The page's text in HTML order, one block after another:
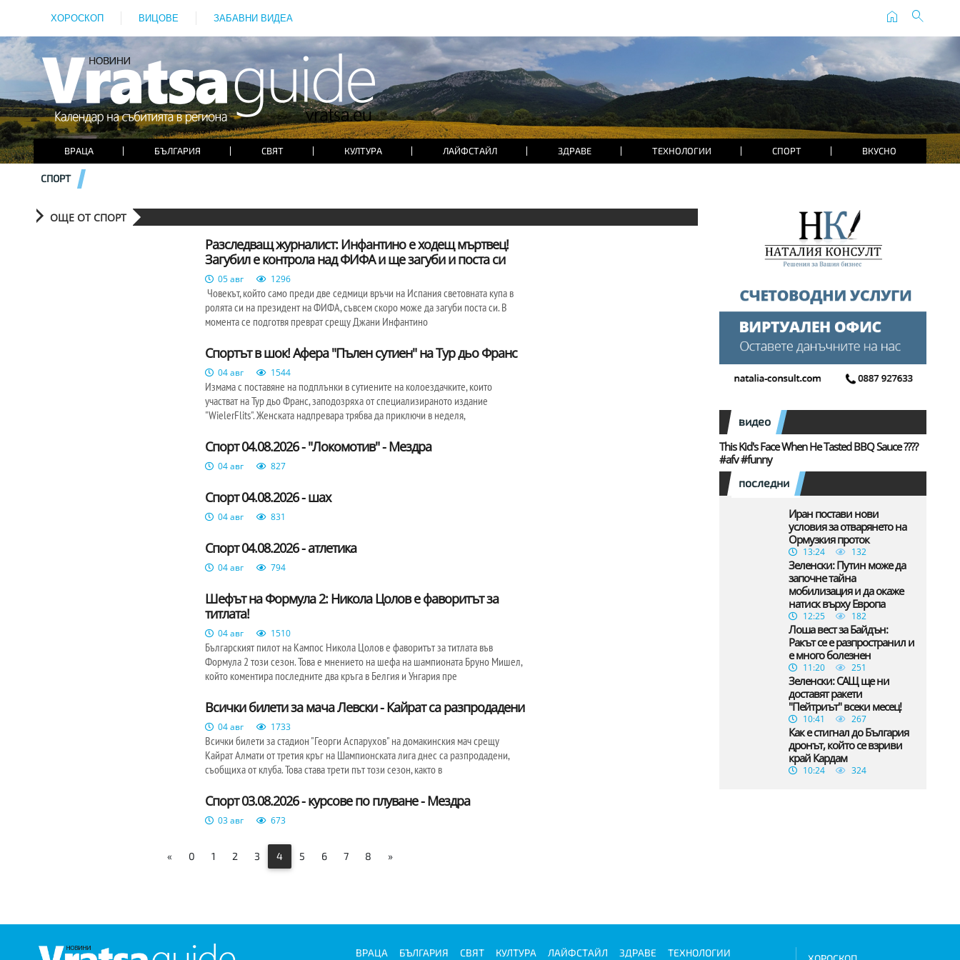
ХОРОСКОП ВИЦОВЕ ЗАБАВНИ ВИДЕА home search
ВРАЦА БЪЛГАРИЯ СВЯТ КУЛТУРА ЛАЙФСТАЙЛ ЗДРАВЕ ТЕХНОЛОГИИ СПОРТ ВКУСНО
СПОРТ
ОЩЕ ОТ СПОРТ
Разследващ журналист: Инфантино е ходещ мъртвец!
Загубил е контрола над ФИФА и ще загуби и поста си
05 авг 1296
Човекът, който само преди две седмици връчи на Испания световната купа в
ролята си на президент на ФИФА, съвсем скоро може да загуби поста си. В
момента се подготвя преврат срещу Джани Инфантино
Спортът в шок! Афера "Пълен сутиен" на Тур дьо Франс
04 авг 1544
Измама с поставяне на подплънки в сутиените на колоездачките, които
участват на Тур дьо Франс, заподозряха от специализираното издание
"WielerFlits". Женската надпревара трябва да приключи в неделя,
Спорт 04.08.2026 - "Локомотив" - Мездра
04 авг 827
Спорт 04.08.2026 - шах
04 авг 831
Спорт 04.08.2026 - атлетика
04 авг 794
Шефът на Формула 2: Никола Цолов е фаворитът за
титлата!
04 авг 1510
Българският пилот на Кампос Никола Цолов е фаворитът за титлата във
Формула 2 този сезон. Това е мнението на шефа на шампионата Бруно Мишел,
който коментира последните два кръга в Белгия и Унгария пре
Всички билети за мача Левски - Кайрат са разпродадени
04 авг 1733
Всички билети за стадион "Георги Аспарухов" на домакинския мач срещу
Кайрат Алмати от третия кръг на Шампионската лига днес са разпродадени,
съобщиха от клуба. Това става трети път този сезон, както в
Спорт 03.08.2026 - курсове по плуване - Мездра
03 авг 673
« 0 1 2 3 4 5 6 7 8 »
видео
This Kid's Face When He Tasted BBQ Sauce ????
#afv #funny
последни
Иран постави нови
условия за отварянето на
Ормузкия проток
13:24 132
Зеленски: Путин може да
започне тайна
мобилизация и да окаже
натиск върху Европа
12:25 182
Лоша вест за Байдън:
Ракът се е разпространил и
е много болезнен
11:20 251
Зеленски: САЩ ще ни
доставят ракети
"Пейтриът" всеки месец!
10:41 267
Как е стигнал до България
дронът, който се взриви
край Кардам
10:24 324
ВРАЦА БЪЛГАРИЯ СВЯТ КУЛТУРА ЛАЙФСТАЙЛ ЗДРАВЕ ТЕХНОЛОГИИ